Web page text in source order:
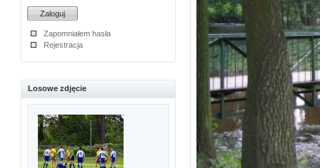
Zapomniałem hasła
Rejestracja
Losowe zdjęcie